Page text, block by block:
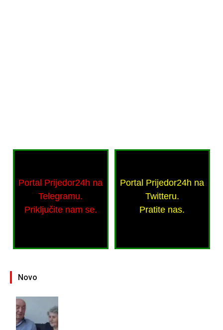
Portal Prijedor24h na
Telegramu.
Priključite nam se.
Portal Prijedor24h na
Twitteru.
Pratite nas.
Novo